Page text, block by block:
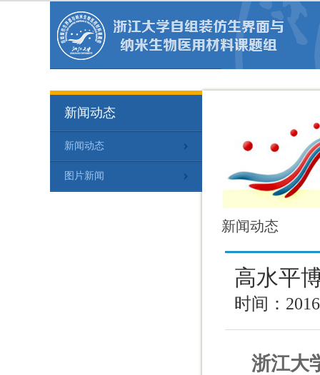
新闻动态
新闻动态
图片新闻
新闻动态
高水平
时间：
浙江大